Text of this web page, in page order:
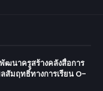
ฒนาครูสร้างคลังสื่อการ
สัมฤทธิ์ทางการเรียน O-